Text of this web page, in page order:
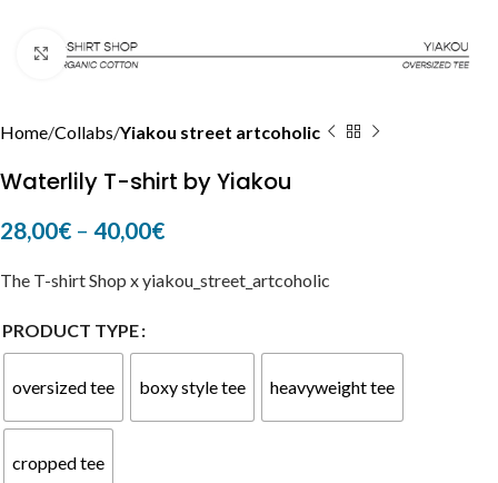
Click to enlarge
Home Collabs Yiakou street artcoholic
Waterlily T-shirt by Yiakou
28,00€ – 40,00€
The T-shirt Shop x yiakou_street_artcoholic
PRODUCT TYPE
oversized tee boxy style tee heavyweight tee
cropped tee